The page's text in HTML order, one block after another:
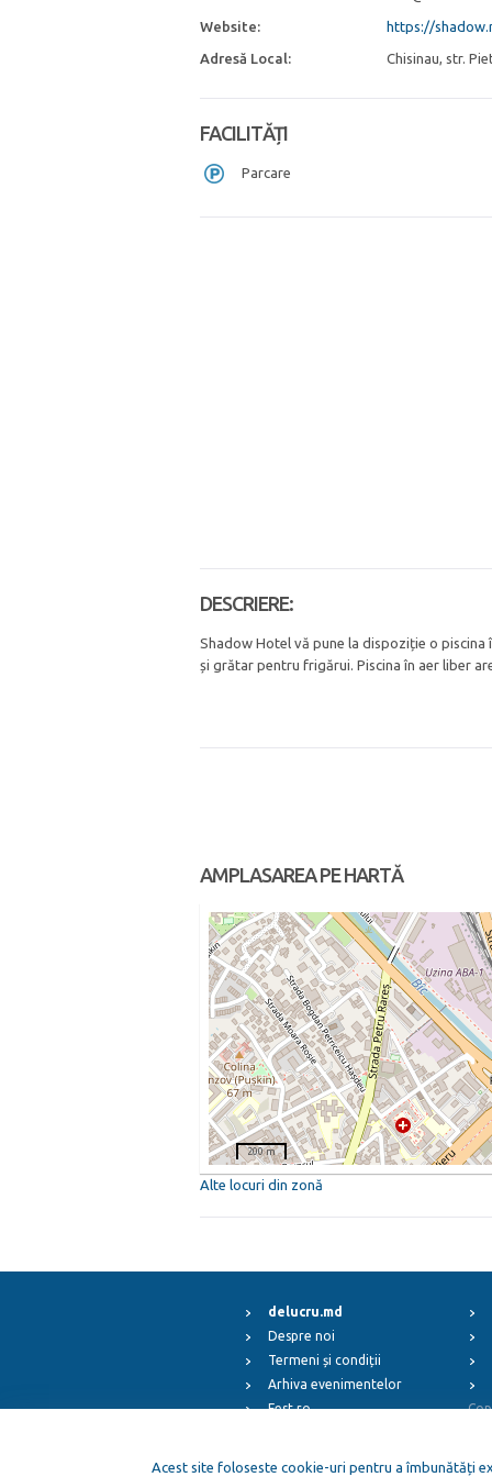
Website: https://
Adresă Local: Chisinau, str.
FACILITĂȚI
Parcare
DESCRIERE:
Shadow Hotel vă pune la dispoziție o piscina
și grătar pentru frigărui. Piscina în aer liber
AMPLASAREA PE HARTĂ
200 m
Alte locuri din zonă
delucru.md
Despre noi
Termeni și condiții
Arhiva evenimentelor
Fest.ro
Acest site foloseste cookie-uri pentru a îmbunătăți